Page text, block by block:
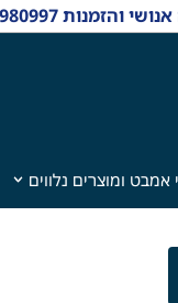
אמבט ומוצרים נלווים